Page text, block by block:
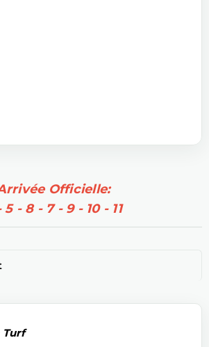
Officielle:
5 - 8 - 7 - 9 - 10 - 11